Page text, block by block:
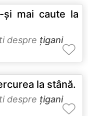
şi mai caute la
despre țigani
la stână.
despre țigani